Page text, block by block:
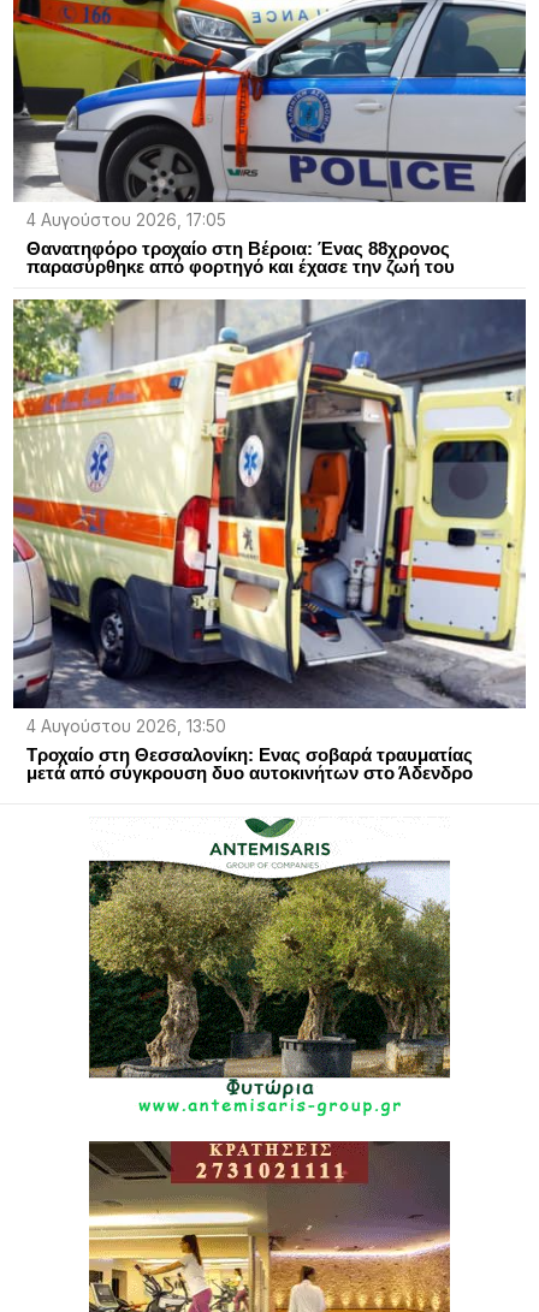
4 Αυγούστου 2026, 17:05
Θανατηφόρο τροχαίο στη Βέροια: Ένας 88χρονος
παρασύρθηκε από φορτηγό και έχασε την ζωή του
4 Αυγούστου 2026, 13:50
Τροχαίο στη Θεσσαλονίκη: Ενας σοβαρά τραυματίας
μετά από σύγκρουση δυο αυτοκινήτων στο Άδενδρο